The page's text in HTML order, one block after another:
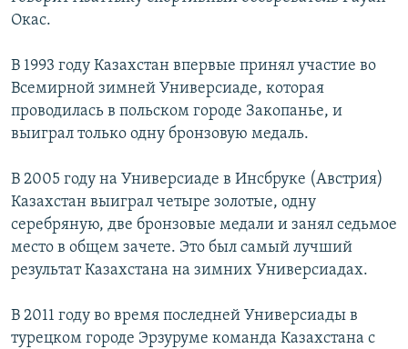
Окас.
В 1993 году Казахстан впервые принял участие во
Всемирной зимней Универсиаде, которая
проводилась в польском городе Закопанье, и
выиграл только одну бронзовую медаль.
В 2005 году на Универсиаде в Инсбруке (Австрия)
Казахстан выиграл четыре золотые, одну
серебряную, две бронзовые медали и занял седьмое
место в общем зачете. Это был самый лучший
результат Казахстана на зимних Универсиадах.
В 2011 году во время последней Универсиады в
турецком городе Эрзуруме команда Казахстана с